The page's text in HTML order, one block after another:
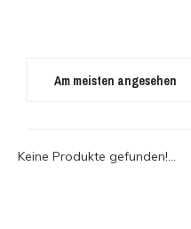
Am meisten angesehen
Keine Produkte gefunden!...